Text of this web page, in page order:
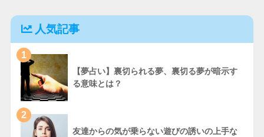
人気記事
1
【夢占い】裏切られる夢、裏切る夢が暗示す
る意味とは？
2
友達からの気が乗らない遊びの誘いの上手な